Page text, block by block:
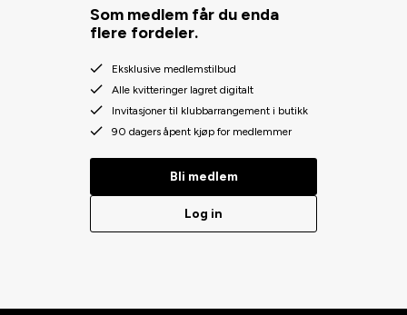
Som medlem får du enda
flere fordeler.
Eksklusive medlemstilbud
Alle kvitteringer lagret digitalt
Invitasjoner til klubbarrangement i butikk
90 dagers åpent kjøp for medlemmer
Bli medlem
Log in